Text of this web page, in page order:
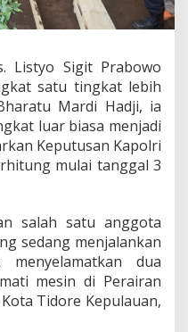
Listyo Sigit Prabowo
satu tingkat lebih
Mardi Hadji, ia
luar biasa menjadi
Keputusan Kapolri
mulai tanggal 3
salah satu anggota
sedang menjalankan
dua
mesin di Perairan
Tidore Kepulauan,